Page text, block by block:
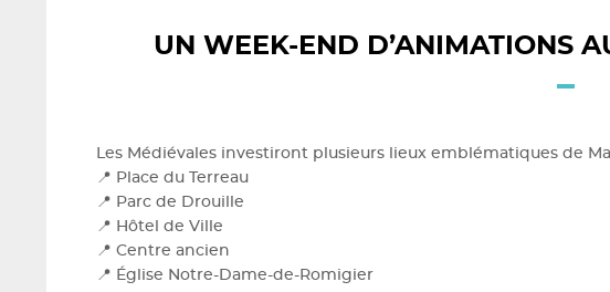
UN WEEK-END D’ANIMATIONS
Les Médiévales investiront plusieurs lieux emblématiques de
📍 Place du Terreau
📍 Parc de Drouille
📍 Hôtel de Ville
📍 Centre ancien
📍 Église Notre-Dame-de-Romigier